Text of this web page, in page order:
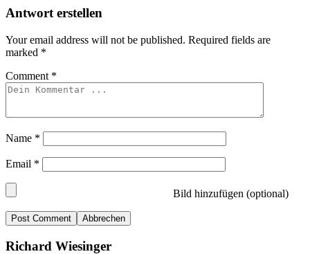
Antwort erstellen
Your email address will not be published. Required fields are
marked *
Comment *
Name *
Email *
Bild hinzufügen (optional)
Abbrechen
Richard Wiesinger